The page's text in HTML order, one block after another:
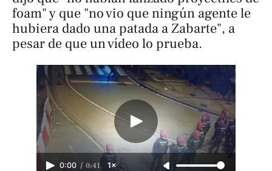
foam" y que "no vio que ningún agente le
hubiera dado una patada a Zabarte", a
pesar de que un vídeo lo prueba.
0:00 / 0:41 1×